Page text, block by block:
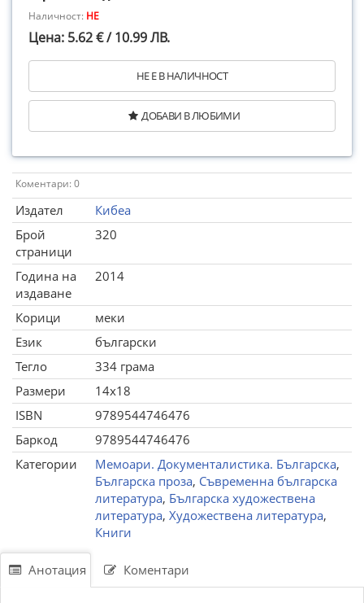
Наличност: НЕ
Цена: 5.62 € / 10.99 ЛВ.
НЕ Е В НАЛИЧНОСТ
ДОБАВИ В ЛЮБИМИ
Коментари: 0
Издател
Кибеа
Брой
страници
320
Година на
издаване
2014
Корици
меки
Език
български
Тегло
334 грама
Размери
14x18
ISBN
9789544746476
Баркод
9789544746476
Категории
Мемоари. Документалистика. Българска,
Българска проза, Съвременна българска
литература, Българска художествена
литература, Художествена литература,
Книги
Анотация Коментари